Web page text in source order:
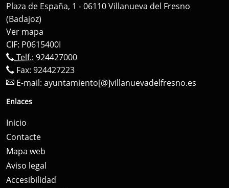
Plaza de España, 1 - 06110 Villanueva del Fresno
(Badajoz)
Ver mapa
CIF: P0615400I
Telf.: 924427000
Fax: 924427223
E-mail: ayuntamiento[@]villanuevadelfresno.es
Enlaces
Inicio
Contacte
Mapa web
Aviso legal
Accesibilidad